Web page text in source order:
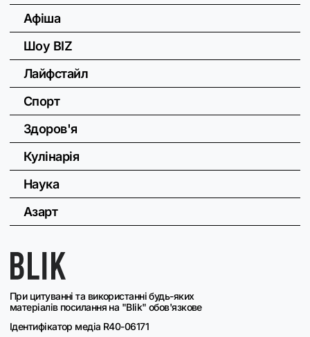
При цитуванні та використанні будь-яких
матеріалів посилання на "Blik" обов'язкове
Ідентифікатор медіа R40-06171
Афіша
Шоу BIZ
Лайфстайл
Спорт
Здоров'я
Кулінарія
Наука
Азарт